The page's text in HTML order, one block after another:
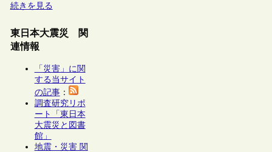
続きを見る
東日本大震災 関
連情報
「災害」に関
する当サイト
の記事：
調査研究リポ
ート「東日本
大震災と図書
館」
地震・災害 関